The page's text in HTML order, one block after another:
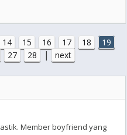
14 15 16 17 18
19
27 28 | next
Member boyfriend yang